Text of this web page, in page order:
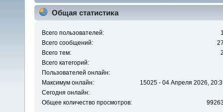
Общая статистика
Всего пользователей:
Всего сообщений:
Всего тем:
Всего категорий:
Пользователей онлайн:
Максимум онлайн:
15025 - 04 Апреля 2026,
Сегодня онлайн:
Общее количество просмотров: